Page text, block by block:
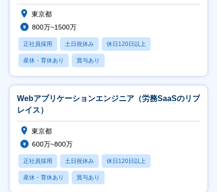
東京都
800万~1500万
正社員採用 土日祝休み 休日120日以上
産休・育休あり 賞与あり
Webアプリケーションエンジニア（労務SaaSのリプ
レイス）
東京都
600万~800万
正社員採用 土日祝休み 休日120日以上
産休・育休あり 賞与あり